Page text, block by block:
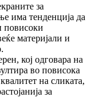
за
има тенденција да
повисоки
материјали и
кој одговара на
во повисока
на сликата,
за